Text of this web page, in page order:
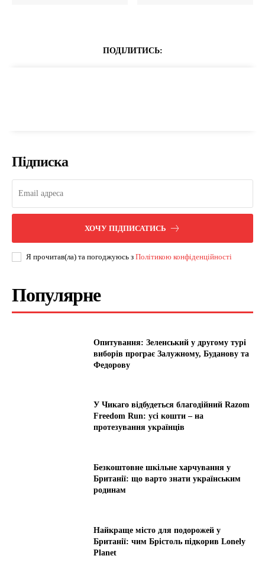
ПОДІЛИТИСЬ:
Підписка
ХОЧУ ПІДПИСАТИСЬ
Я прочитав(ла) та погоджуюсь з Політикою конфіденційності
Популярне
Опитування: Зеленський у другому турі
виборів програє Залужному, Буданову та
Федорову
У Чикаго відбудеться благодійний Razom
Freedom Run: усі кошти – на
протезування українців
Безкоштовне шкільне харчування у
Британії: що варто знати українським
родинам
Найкраще місто для подорожей у
Британії: чим Брістоль підкорив Lonely
Planet